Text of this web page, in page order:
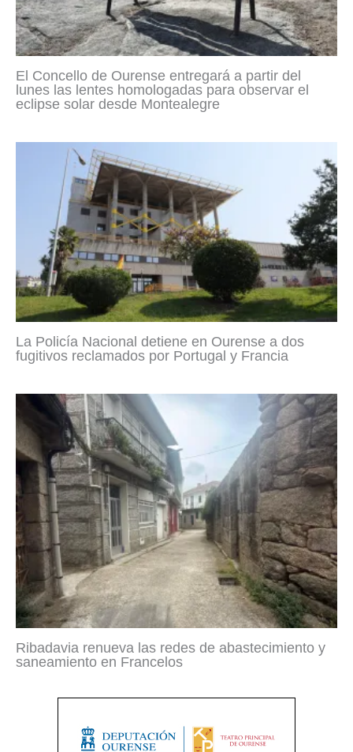
El Concello de Ourense entregará a partir del
lunes las lentes homologadas para observar el
eclipse solar desde Montealegre
La Policía Nacional detiene en Ourense a dos
fugitivos reclamados por Portugal y Francia
Ribadavia renueva las redes de abastecimiento y
saneamiento en Francelos